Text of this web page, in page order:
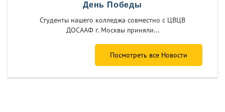
День Победы
Студенты нашего колледжа совместно с ЦВЦВ
ДОСААФ г. Москвы приняли...
Посмотреть все Новости